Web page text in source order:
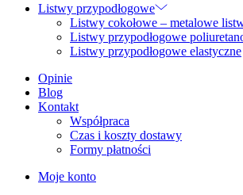
Listwy przypodłogowe
Listwy cokołowe – metalowe
Listwy przypodłogowe
Listwy przypodłogowe elastyczne
Opinie
Blog
Kontakt
Współpraca
Czas i koszty dostawy
Formy płatności
Moje konto